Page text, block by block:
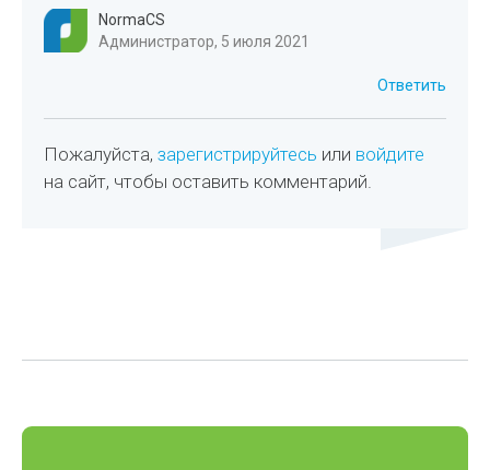
NormaCS
Администратор, 5 июля 2021
Ответить
Пожалуйста,зарегистрируйтесь или войдите
на сайт, чтобы оставить комментарий.